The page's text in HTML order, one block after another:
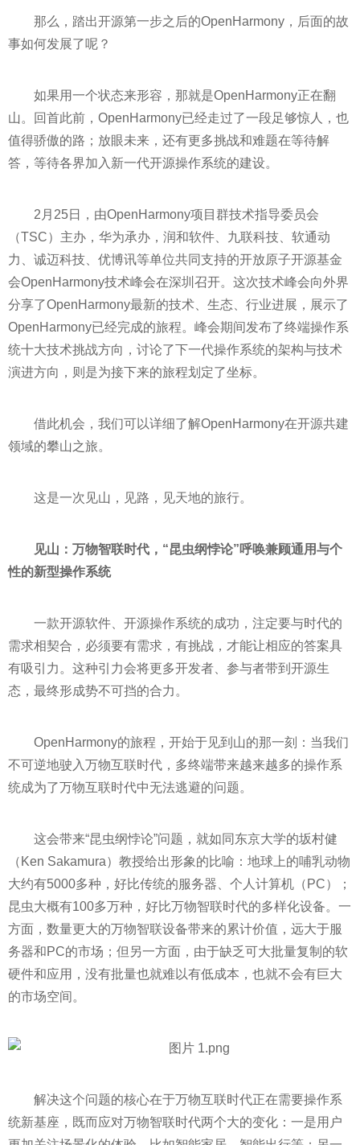
那么，踏出开源第一步之后的OpenHarmony，后面的故
事如何发展了呢？
如果用一个状态来形容，那就是OpenHarmony正在翻
山。回首此前，OpenHarmony已经走过了一段足够惊人，也
值得骄傲的路；放眼未来，还有更多挑战和难题在等待解
答，等待各界加入新一代开源操作系统的建设。
2月25日，由OpenHarmony项目群技术指导委员会
（TSC）主办，华为承办，润和软件、九联科技、软通动
力、诚迈科技、优博讯等单位共同支持的开放原子开源基金
会OpenHarmony技术峰会在深圳召开。这次技术峰会向外界
分享了OpenHarmony最新的技术、生态、行业进展，展示了
OpenHarmony已经完成的旅程。峰会期间发布了终端操作系
统十大技术挑战方向，讨论了下一代操作系统的架构与技术
演进方向，则是为接下来的旅程划定了坐标。
借此机会，我们可以详细了解OpenHarmony在开源共建
领域的攀山之旅。
这是一次见山，见路，见天地的旅行。
见山：万物智联时代，“昆虫纲悖论”呼唤兼顾通用与个
性的新型操作系统
一款开源软件、开源操作系统的成功，注定要与时代的
需求相契合，必须要有需求，有挑战，才能让相应的答案具
有吸引力。这种引力会将更多开发者、参与者带到开源生
态，最终形成势不可挡的合力。
OpenHarmony的旅程，开始于见到山的那一刻：当我们
不可逆地驶入万物互联时代，多终端带来越来越多的操作系
统成为了万物互联时代中无法逃避的问题。
这会带来“昆虫纲悖论”问题，就如同东京大学的坂村健
（Ken Sakamura）教授给出形象的比喻：地球上的哺乳动物
大约有5000多种，好比传统的服务器、个人计算机（PC）；
昆虫大概有100多万种，好比万物智联时代的多样化设备。一
方面，数量更大的万物智联设备带来的累计价值，远大于服
务器和PC的市场；但另一方面，由于缺乏可大批量复制的软
硬件和应用，没有批量也就难以有低成本，也就不会有巨大
的市场空间。
解决这个问题的核心在于万物互联时代正在需要操作系
统新基座，既而应对万物智联时代两个大的变化：一是用户